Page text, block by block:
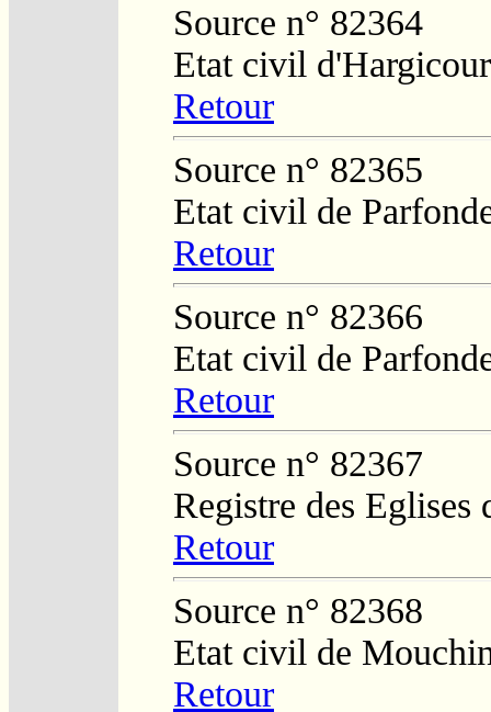
Source n° 82364
Etat civil
Retour
Source n° 82365
Etat civil de
Retour
Source n° 82366
Etat civil de
Retour
Source n° 82367
Registre des Eglises
Retour
Source n° 82368
Etat civil de
Retour